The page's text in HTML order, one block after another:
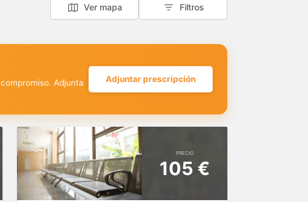
Ver mapa Filtros
Adjunta
Adjuntar prescripción
PRECIO
105 €